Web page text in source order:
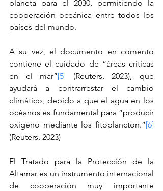
planeta para el 2030, permitiendo la
cooperación oceánica entre todos los
países del mundo.
A su vez, el documento en comento
contiene el cuidado de “áreas críticas
en el mar”[5] (Reuters, 2023), que
ayudará a contrarrestar el cambio
climático, debido a que el agua en los
océanos es fundamental para “producir
oxígeno mediante los fitoplancton.”[6]
(Reuters, 2023)
El Tratado para la Protección de la
Altamar es un instrumento internacional
de cooperación muy importante